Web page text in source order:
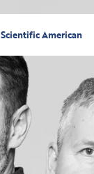
Scientific American